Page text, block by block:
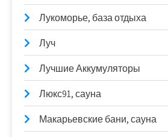
Лукоморье, база отдыха
Луч
Лучшие Аккумуляторы
Люкс91, сауна
Макарьевские бани, сауна